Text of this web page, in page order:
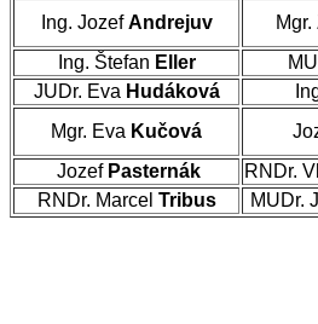
Ing. JozefAndrejuv
Ing. Štefan Eller
JUDr. Eva Hudáková
Mgr. Eva Kučová
Jozef Pasternák RNDr.
RNDr. Marcel Tribus MUDr.